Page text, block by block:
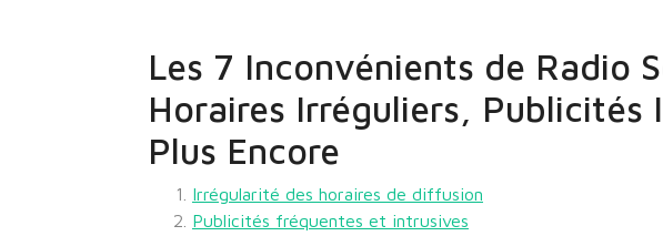
Les 7 Inconvénients de Radio
Horaires Irréguliers, Publicités
Plus Encore
Irrégularité des horaires de diffusion
Publicités fréquentes et intrusives